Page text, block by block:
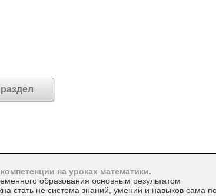
на уроках математики.
образования основным результатом
стать не система знаний, умений и навыков сама